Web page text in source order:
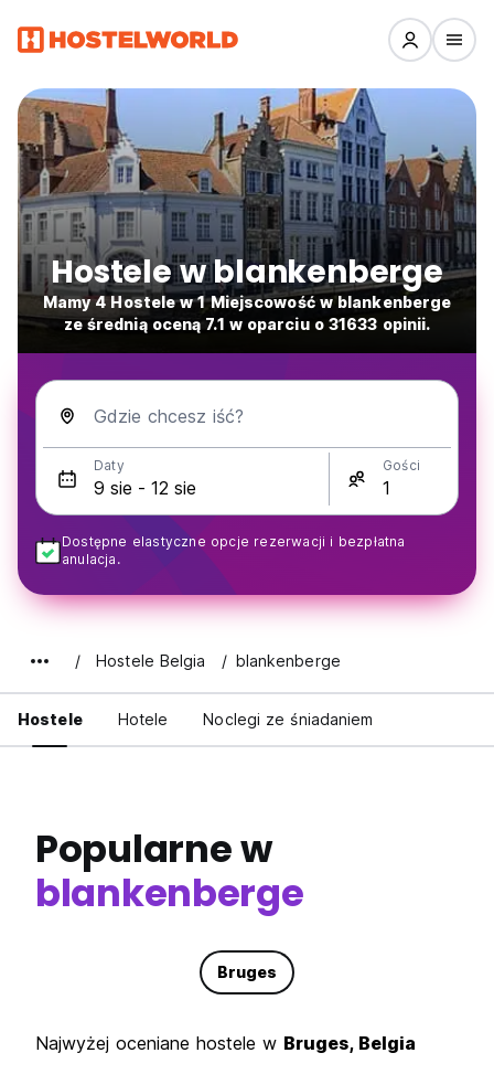
Hostele w blankenberge
Mamy 4 Hostele w 1 Miejscowość w blankenberge
ze średnią oceną 7.1 w oparciu o 31633 opinii.
Gdzie chcesz iść?
Daty Gości
Dostępne elastyczne opcje rezerwacji i bezpłatna
anulacja.
Hostele Belgia blankenberge
Hostele Hotele Noclegi ze śniadaniem
Popularne w
blankenberge
Bruges
Najwyżej oceniane hostele w Bruges, Belgia